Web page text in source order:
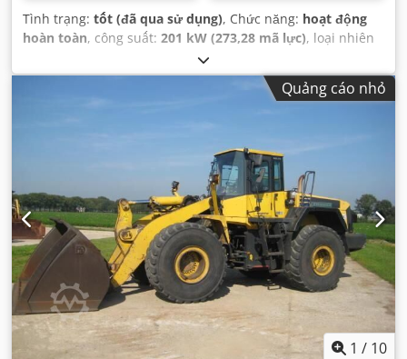
Tình trạng: tốt (đã qua sử dụng), Chức năng: hoạt động
hoàn toàn, công suất: 201 kW (273,28 mã lực), loại nhiên
, trọng lượng tổng cộng:
kg, số máy/phương tiện:63X1784, Thiết bị:cabin, thuỷ lực,
Quảng cáo nhỏ
1 / 10